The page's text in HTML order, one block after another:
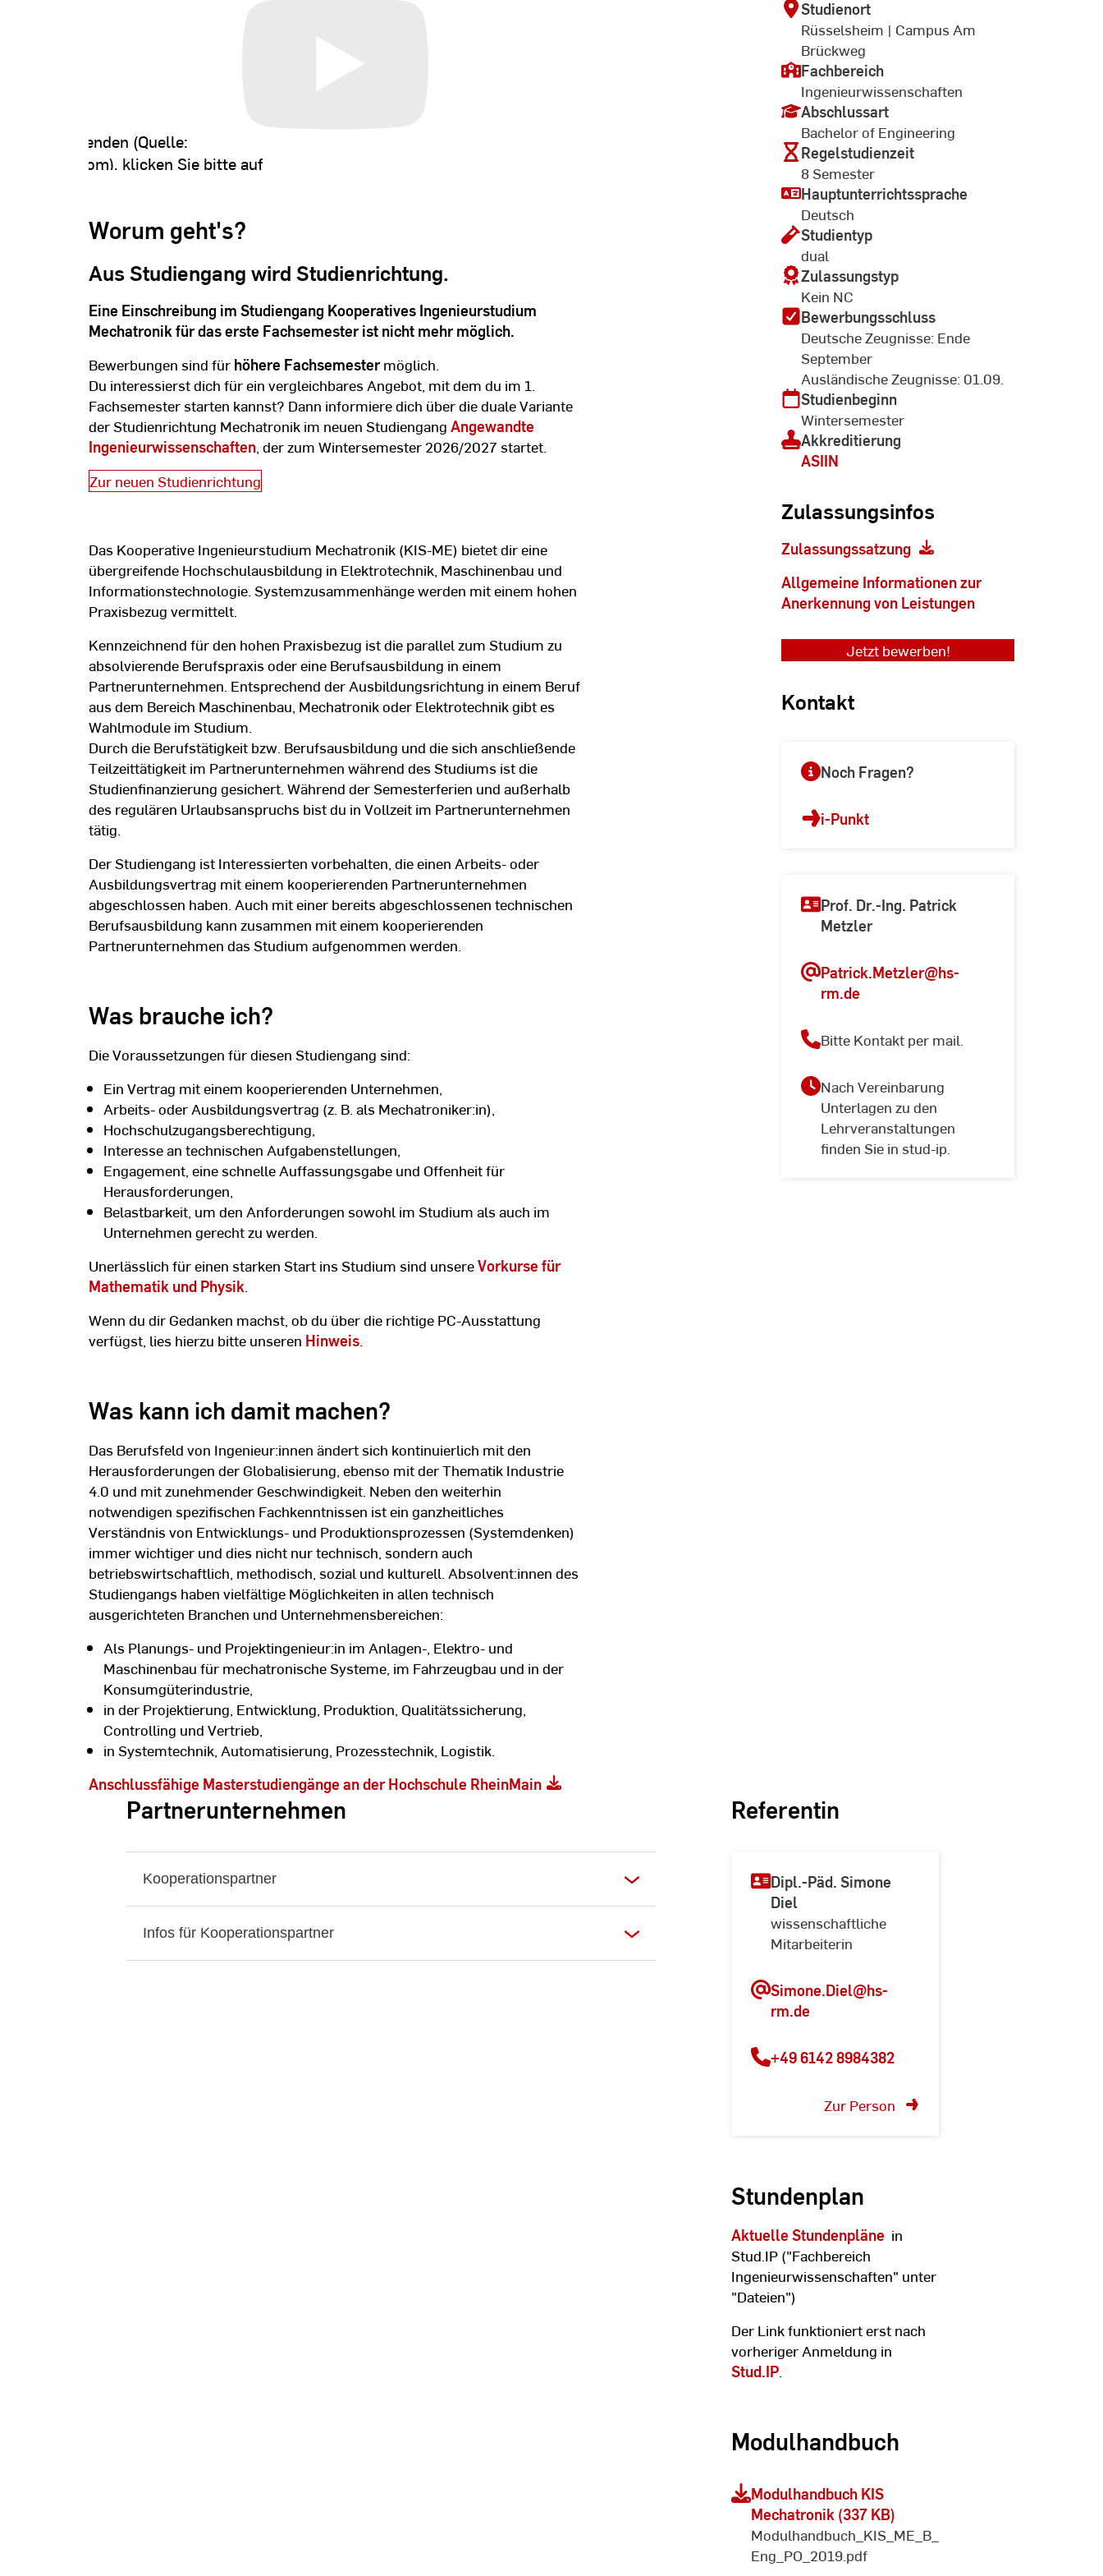
Studienort
Rüsselsheim | Campus Am
Brückweg
Fachbereich
Ingenieurwissenschaften
Abschlussart
Bachelor of Engineering
Regelstudienzeit
8 Semester
Hauptunterrichtssprache
Deutsch
Studientyp
dual
Zulassungstyp
Kein NC
Bewerbungsschluss
Deutsche Zeugnisse: Ende
September
Ausländische Zeugnisse: 01.09.
Studienbeginn
Wintersemester
Akkreditierung
ASIIN
Zulassungsinfos
Zulassungssatzung
Allgemeine Informationen zur
Anerkennung von Leistungen
Jetzt bewerben!
Kontakt
Noch Fragen?
i-Punkt
Prof. Dr.-Ing. Patrick
Metzler
Patrick.Metzler@hs-
rm.de
Bitte Kontakt per mail.
Nach Vereinbarung
Unterlagen zu den
Lehrveranstaltungen
finden Sie in stud-ip.
zu verwenden (Quelle:
nocookie.com), klicken Sie bitte auf
oder Cookies gespeichert werden
.
Worum geht's?
Aus Studiengang wird Studienrichtung.
Eine Einschreibung im Studiengang Kooperatives Ingenieurstudium
Mechatronik für das erste Fachsemester ist nicht mehr möglich.
Bewerbungen sind für höhere Fachsemestermöglich.
Du interessierst dich für ein vergleichbares Angebot, mit dem du im 1.
Fachsemester starten kannst? Dann informiere dich über die duale Variante
der Studienrichtung Mechatronik im neuen Studiengang Angewandte
Ingenieurwissenschaften, der zum Wintersemester 2026/2027 startet.
Zur neuen Studienrichtung
Das Kooperative Ingenieurstudium Mechatronik (KIS-ME) bietet dir eine
übergreifende Hochschulausbildung in Elektrotechnik, Maschinenbau und
Informationstechnologie. Systemzusammenhänge werden mit einem hohen
Praxisbezug vermittelt.
Kennzeichnend für den hohen Praxisbezug ist die parallel zum Studium zu
absolvierende Berufspraxis oder eine Berufsausbildung in einem
Partnerunternehmen. Entsprechend der Ausbildungsrichtung in einem Beruf
aus dem Bereich Maschinenbau, Mechatronik oder Elektrotechnik gibt es
Wahlmodule im Studium.
Durch die Berufstätigkeit bzw. Berufsausbildung und die sich anschließende
Teilzeittätigkeit im Partnerunternehmen während des Studiums ist die
Studienfinanzierung gesichert. Während der Semesterferien und außerhalb
des regulären Urlaubsanspruchs bist du in Vollzeit im Partnerunternehmen
tätig.
Der Studiengang ist Interessierten vorbehalten, die einen Arbeits- oder
Ausbildungsvertrag mit einem kooperierenden Partnerunternehmen
abgeschlossen haben. Auch mit einer bereits abgeschlossenen technischen
Berufsausbildung kann zusammen mit einem kooperierenden
Partnerunternehmen das Studium aufgenommen werden.
Was brauche ich?
Die Voraussetzungen für diesen Studiengang sind:
Ein Vertrag mit einem kooperierenden Unternehmen,
Arbeits- oder Ausbildungsvertrag (z. B. als Mechatroniker:in),
Hochschulzugangsberechtigung,
Interesse an technischen Aufgabenstellungen,
Engagement, eine schnelle Auffassungsgabe und Offenheit für
Herausforderungen,
Belastbarkeit, um den Anforderungen sowohl im Studium als auch im
Unternehmen gerecht zu werden.
Unerlässlich für einen starken Start ins Studium sind unsereVorkurse für
Mathematik und Physik.
Wenn du dir Gedanken machst, ob du über die richtige PC-Ausstattung
verfügst, lies hierzu bitte unseren Hinweis.
Was kann ich damit machen?
Das Berufsfeld von Ingenieur:innen ändert sich kontinuierlich mit den
Herausforderungen der Globalisierung, ebenso mit der Thematik Industrie
4.0 und mit zunehmender Geschwindigkeit. Neben den weiterhin
notwendigen spezifischen Fachkenntnissen ist ein ganzheitliches
Verständnis von Entwicklungs- und Produktionsprozessen (Systemdenken)
immer wichtiger und dies nicht nur technisch, sondern auch
betriebswirtschaftlich, methodisch, sozial und kulturell. Absolvent:innen des
Studiengangs haben vielfältige Möglichkeiten in allen technisch
ausgerichteten Branchen und Unternehmensbereichen:
Als Planungs- und Projektingenieur:in im Anlagen-, Elektro- und
Maschinenbau für mechatronische Systeme, im Fahrzeugbau und in der
Konsumgüterindustrie,
in der Projektierung, Entwicklung, Produktion, Qualitätssicherung,
Controlling und Vertrieb,
in Systemtechnik, Automatisierung, Prozesstechnik, Logistik.
Anschlussfähige Masterstudiengänge an der Hochschule RheinMain
Partnerunternehmen
Kooperationspartner
Infos für Kooperationspartner
Referentin
Dipl.-Päd. Simone
Diel
wissenschaftliche
Mitarbeiterin
Simone.Diel@hs-
rm.de
+49 6142 8984382
Zur Person
Stundenplan
Aktuelle Stundenpläne in
Stud.IP ("Fachbereich
Ingenieurwissenschaften" unter
"Dateien")
Der Link funktioniert erst nach
vorheriger Anmeldung in
Stud.IP.
Modulhandbuch
Modulhandbuch KIS
Mechatronik (337 KB)
Modulhandbuch_KIS_ME_B_
Eng_PO_2019.pdf